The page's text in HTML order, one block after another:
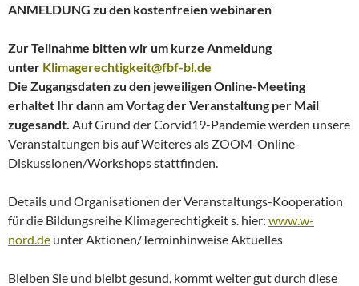
ANMELDUNG zu den kostenfreien webinaren
Zur Teilnahme bitten wir um kurze Anmeldung
unter Klimagerechtigkeit@fbf-bl.de
Die Zugangsdaten zu den jeweiligen Online-Meeting
erhaltet Ihr dann am Vortag der Veranstaltung per Mail
zugesandt. Auf Grund der Corvid19-Pandemie werden unsere
Veranstaltungen bis auf Weiteres als ZOOM-Online-
Diskussionen/Workshops stattfinden.
Details und Organisationen der Veranstaltungs-Kooperation
für die Bildungsreihe Klimagerechtigkeit s. hier: www.w-
nord.de unter Aktionen/Terminhinweise Aktuelles
Bleiben Sie und bleibt gesund, kommt weiter gut durch diese